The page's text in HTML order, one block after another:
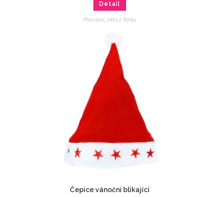
Detail
Princess Veci z filmu
Čepice vánoční blikající